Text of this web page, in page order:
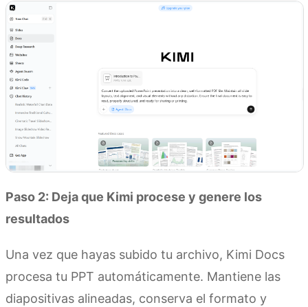
Paso 2: Deja que Kimi procese y genere los
resultados
Una vez que hayas subido tu archivo, Kimi Docs
procesa tu PPT automáticamente. Mantiene las
diapositivas alineadas, conserva el formato y